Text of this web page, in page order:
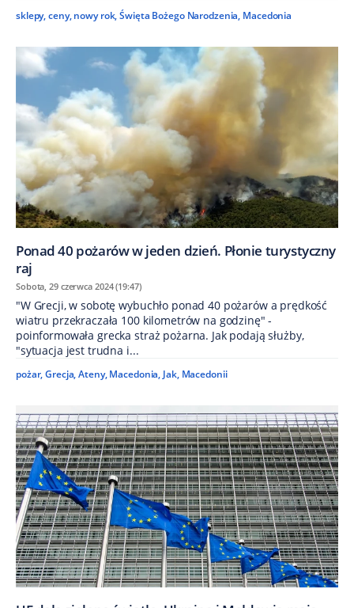
sklepy,ceny, nowy rok,Święta Bożego Narodzenia, Macedonia
Ponad 40 pożarów w jeden dzień. Płonie turystyczny
raj
Sobota, 29 czerwca 2024 (19:47)
"W Grecji, w sobotę wybuchło ponad 40 pożarów a prędkość
wiatru przekraczała 100 kilometrów na godzinę" -
poinformowała grecka straż pożarna. Jak podają służby,
"sytuacja jest trudna i...
pożar,Grecja,Ateny, Macedonia, Jak, Macedonii